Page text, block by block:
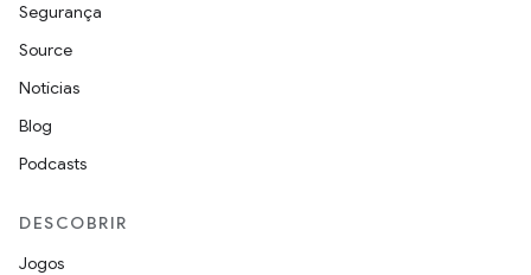
Segurança
Source
Notícias
Blog
Podcasts
DESCOBRIR
Jogos